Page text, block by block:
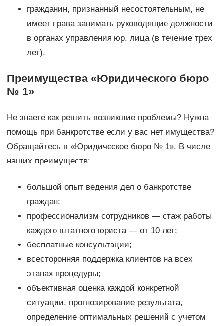
гражданин, признанный несостоятельным, не
имеет права занимать руководящие должности
в органах управления юр. лица (в течение трех
лет).
Преимущества «Юридического бюро
№ 1»
Не знаете как решить возникшие проблемы? Нужна
помощь при банкротстве если у вас нет имущества?
Обращайтесь в «Юридическое бюро № 1». В числе
наших преимуществ:
большой опыт ведения дел о банкротстве
граждан;
профессионализм сотрудников — стаж работы
каждого штатного юриста — от 10 лет;
бесплатные консультации;
всесторонняя поддержка клиентов на всех
этапах процедуры;
объективная оценка каждой конкретной
ситуации, прогнозирование результата,
определение оптимальных решений с учетом